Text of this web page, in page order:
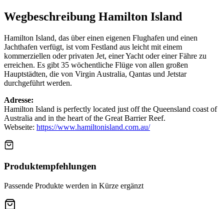
Wegbeschreibung Hamilton Island
Hamilton Island, das über einen eigenen Flughafen und einen
Jachthafen verfügt, ist vom Festland aus leicht mit einem
kommerziellen oder privaten Jet, einer Yacht oder einer Fähre zu
erreichen. Es gibt 35 wöchentliche Flüge von allen großen
Hauptstädten, die von Virgin Australia, Qantas und Jetstar
durchgeführt werden.
Adresse:
Hamilton Island is perfectly located just off the Queensland coast of
Australia and in the heart of the Great Barrier Reef.
Webseite: https://www.hamiltonisland.com.au/
Produktempfehlungen
Passende Produkte werden in Kürze ergänzt